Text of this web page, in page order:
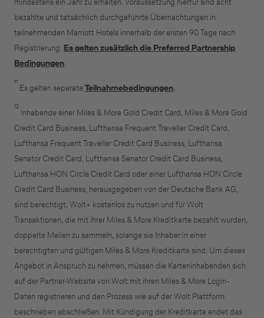
bezahlte und tatsächlich durchgeführte Übernachtungen in
teilnehmenden Marriott Hotels innerhalb der ersten 90 Tage nach
Registrierung. Es gelten zusätzlich die Preferred Partnership
Bedingungen.
11
Es gelten separateTeilnahmebedingungen.
12
Inhabende einer Miles & More Gold Credit Card, Miles & More Gold
Credit Card Business, Lufthansa Frequent Traveller Credit Card,
Lufthansa Frequent Traveller Credit Card Business, Lufthansa
Senator Credit Card, Lufthansa Senator Credit Card Business,
Lufthansa HON Circle Credit Card oder einer Lufthansa HON Circle
Credit Card Business, herausgegeben von der Deutsche Bank AG,
sind berechtigt, Wolt+ kostenlos zu nutzen und für Wolt
Transaktionen, die mit ihrer Miles & More Kreditkarte bezahlt wurden,
doppelte Meilen zu sammeln, solange sie Inhaber:in einer
berechtigten und gültigen Miles & More Kreditkarte sind. Um dieses
Angebot in Anspruch zu nehmen, müssen die Karteninhabenden sich
auf der Partner-Website von Wolt mit ihren Miles & More Login-
Daten registrieren und den Prozess wie auf der Wolt Plattform
beschrieben abschließen. Mit Kündigung der Kreditkarte endet das